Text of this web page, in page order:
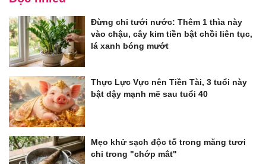
Đừng chỉ tưới nước: Thêm 1 thìa này
vào chậu, cây kim tiền bật chồi liên tục,
lá xanh bóng mướt
Thực Lực Vực nên Tiền Tài, 3 tuổi này
bật dậy mạnh mẽ sau tuổi 40
Mẹo khử sạch độc tố trong măng tươi
chỉ trong "chớp mắt"